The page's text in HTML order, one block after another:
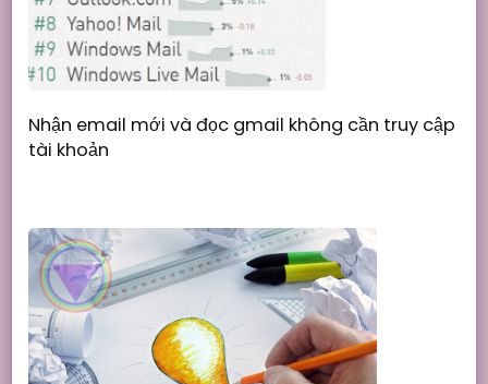
Nhận email mới và đọc gmail không cần truy cập
tài khoản